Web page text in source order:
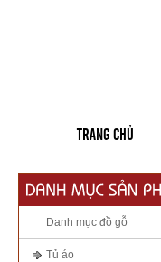
TRANG CHỦ
Danh mục đồ gỗ
Tủ áo